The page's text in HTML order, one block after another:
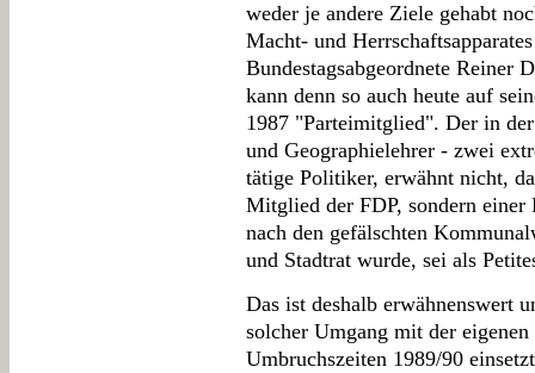
weder je andere Ziele gehabt
Macht- und
Bundestagsabgeordnete Reiner
kann denn so auch heute auf
1987 "Parteimitglied". Der in
und Geographielehrer - zwei
tätige Politiker, erwähnt nicht,
Mitglied der FDP, sondern einer
nach den gefälschten
und Stadtrat wurde, sei als
Das ist deshalb erwähnenswert
solcher Umgang mit der
Umbruchszeiten 1989/90